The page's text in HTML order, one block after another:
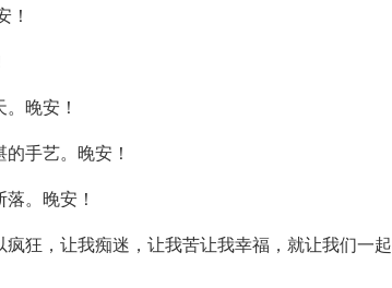
！
晚安！
手艺。晚安！
。晚安！
狂，让我痴迷，让我苦让我幸福，就让我们一起